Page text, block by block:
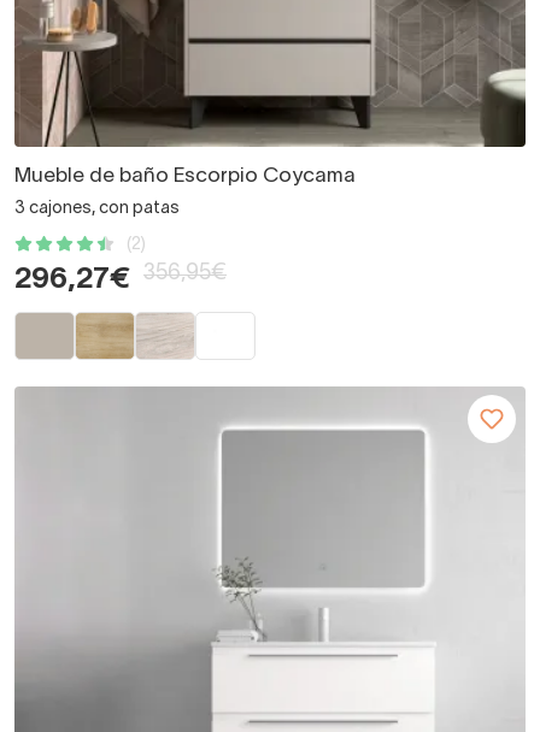
Mueble de baño Escorpio Coycama
3 cajones, con patas
(2)
296,27€ 356,95€